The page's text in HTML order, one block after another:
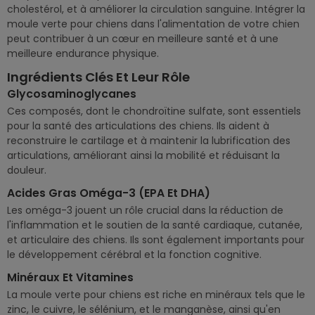
cholestérol, et à améliorer la circulation sanguine. Intégrer la
moule verte pour chiens dans l'alimentation de votre chien
peut contribuer à un cœur en meilleure santé et à une
meilleure endurance physique.
Ingrédients Clés Et Leur Rôle
Glycosaminoglycanes
Ces composés, dont le chondroïtine sulfate, sont essentiels
pour la santé des articulations des chiens. Ils aident à
reconstruire le cartilage et à maintenir la lubrification des
articulations, améliorant ainsi la mobilité et réduisant la
douleur.
Acides Gras Oméga-3 (EPA Et DHA)
Les oméga-3 jouent un rôle crucial dans la réduction de
l'inflammation et le soutien de la santé cardiaque, cutanée,
et articulaire des chiens. Ils sont également importants pour
le développement cérébral et la fonction cognitive.
Minéraux Et Vitamines
La moule verte pour chiens est riche en minéraux tels que le
zinc, le cuivre, le sélénium, et le manganèse, ainsi qu'en